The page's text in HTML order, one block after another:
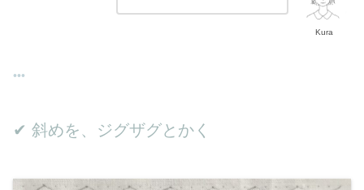
Kura
✔︎ 斜めを、ジグザグとかく